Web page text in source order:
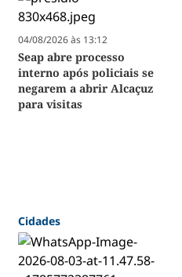
04/08/2026 às 13:12
Seap abre processo
interno após policiais se
negarem a abrir Alcaçuz
para visitas
Cidades